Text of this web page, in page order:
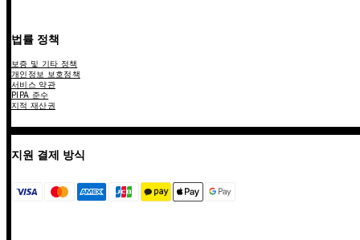
법률 정책
보증 및 기타 정책
개인정보 보호정책
서비스 약관
PIPA 준수
지적 재산권
지원 결제 방식